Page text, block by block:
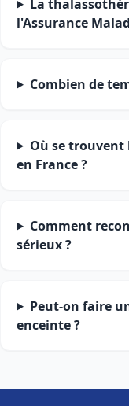
La
l'Assurance
Combien de
Où se trouvent
en France ?
Comment
sérieux ?
Peut-on faire
enceinte ?